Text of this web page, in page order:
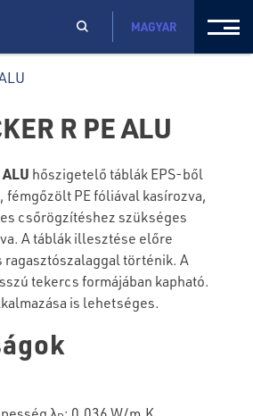
MAGYAR
R PE ALU
ALU hőszigetelő táblák EPS-ből
fémgőzölt PE fóliával kasírozva,
csőrögzítéshez szükséges
A táblák illesztése előre
történik. A
tekercs formájában kapható.
is lehetséges.